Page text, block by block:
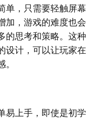
单，只需要轻触屏幕
加，游戏的难度也会
的思考和策略。这种
设计，可以让玩家在
易上手，即使是初学